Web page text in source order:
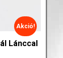
Lánccal
Akció!